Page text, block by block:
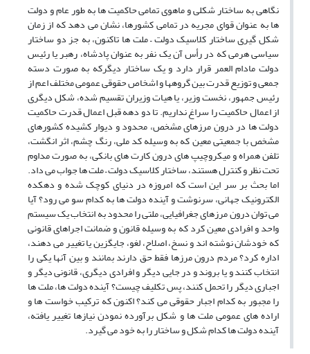
نگاهی به ساختار شکلی و ماهوی تمامی حاکمیت ها به طور عام و دولت
ها به عنوان قوای مجریه در تمامی کشورها، نشان می دهد که از زمان
شکل گیری ساختار کلاسیک دولت – ملت ها تاکنون، به جز دو ساختار
سیاسی هرمی که در رأس آن یک نفر به عنوان پادشاه، رهبر یا رئیس
دولت مادام العمر قرار دارد و یک ساختار دیگرکه به صورت دسته
جمعی و توزیع قدرت بین گروهها و اشخاص حقوقی عمومی مختلف اعم از
رئیس جمهور، نخست وزیر، یا هیات وزیران تقسیم شده، شکل دیگری
از اعمال حاکمیت را سراغ نداریم. تا دو دهه قبل اعمال قدرت حاکمیت
دولت ها در درون مرزهای مشخص، محدود و دیوار کشیده کشورهای
مشخص با جمعیتی معین که به وسیله کد ملی، رنگ چشم، اثر انگشت،
تلفن همراه و میکروچیپ های درون کارت های بانکی، به صورت مداوم
تحت نظر و کنترل هستند، ساختار کلاسیک دولت – ملت ها جواب می داد.
اما بحث بر سر این است که امروزه در دنیای کوچک شده و دهکده
الکترونیک جهانی، سرنوشت و آینده دولت ها به کدام سو می رود؟ آیا
می توان درون مرزهای جغرافیایی، ملتی را محدود به انتخاب یک سیستم
واحد و افرادی معین کرد که به وسیله قانون و ضمانت اجراهای قانونی
که خودشان نوشته اند و نسخ، اصلاح، لغو، جایگزین یا تغییر می دهند،
اداره کرد؟ مردم درون مرزها فقط حق دارند بمانند و بین آنها یکی را
انتخاب کنند و یا بروند و در جایی دیگر و افرادی دیگری، قانونی دیگر و
اجباری دیگر را تحمل کنند، پس تکلیف چیست؟ آینده دولت ها، ملت ها
را مجبور به کدام اجبار حقوقی می کند؟ اکنون که ترکیب خواست ها و
اراده های عمومی ملت ها و شکل برآورده نمودن نیازها تغییر یافته،
آینده دولت ها کدام شکل و ساختار را به خود می گیرد.